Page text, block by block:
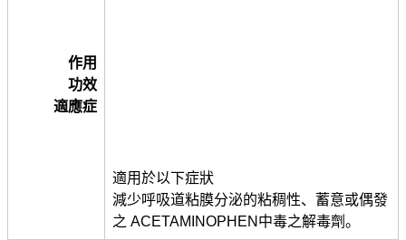
作用
功效
適應症
適用於以下症狀
減少呼吸道粘膜分泌的粘稠性、蓄意或偶發
之 ACETAMINOPHEN中毒之解毒劑。